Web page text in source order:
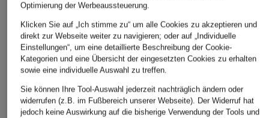
Optimierung der Werbeaussteuerung.
Klicken Sie auf „Ich stimme zu“ um alle Cookies zu akzeptieren und
direkt zur Webseite weiter zu navigieren; oder auf „Individuelle
Einstellungen“, um eine detaillierte Beschreibung der Cookie-
Kategorien und eine Übersicht der eingesetzten Cookies zu erhalten
sowie eine individuelle Auswahl zu treffen.
Sie können Ihre Tool-Auswahl jederzeit nachträglich ändern oder
widerrufen (z.B. im Fußbereich unserer Webseite). Der Widerruf hat
jedoch keine Auswirkung auf die bisherige Verwendung der Tools und